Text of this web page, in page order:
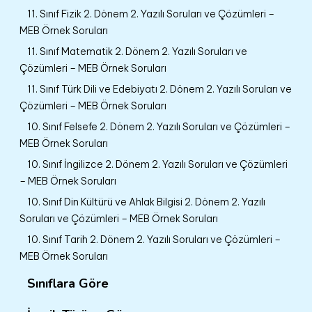
11. Sınıf Fizik 2. Dönem 2. Yazılı Soruları ve Çözümleri –
MEB Örnek Soruları
11. Sınıf Matematik 2. Dönem 2. Yazılı Soruları ve
Çözümleri – MEB Örnek Soruları
11. Sınıf Türk Dili ve Edebiyatı 2. Dönem 2. Yazılı Soruları ve
Çözümleri – MEB Örnek Soruları
10. Sınıf Felsefe 2. Dönem 2. Yazılı Soruları ve Çözümleri –
MEB Örnek Soruları
10. Sınıf İngilizce 2. Dönem 2. Yazılı Soruları ve Çözümleri
– MEB Örnek Soruları
10. Sınıf Din Kültürü ve Ahlak Bilgisi 2. Dönem 2. Yazılı
Soruları ve Çözümleri – MEB Örnek Soruları
10. Sınıf Tarih 2. Dönem 2. Yazılı Soruları ve Çözümleri –
MEB Örnek Soruları
Sınıflara Göre